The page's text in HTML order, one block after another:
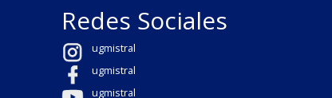
Redes Sociales
ugmistral
ugmistral
ugmistral